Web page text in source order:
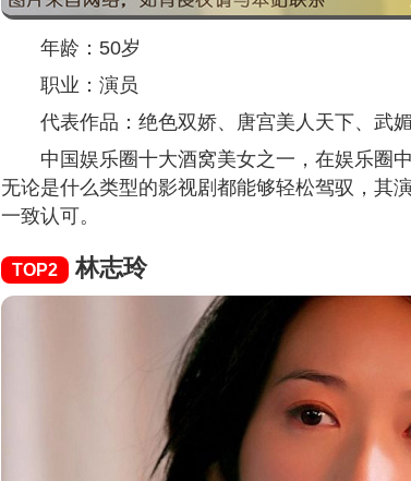
年龄：50岁
职业：演员
代表作品：绝色双娇、唐宫美人天下、武
中国娱乐圈十大酒窝美女之一，在娱乐圈
无论是什么类型的影视剧都能够轻松驾驭，其
一致认可。
TOP2 林志玲